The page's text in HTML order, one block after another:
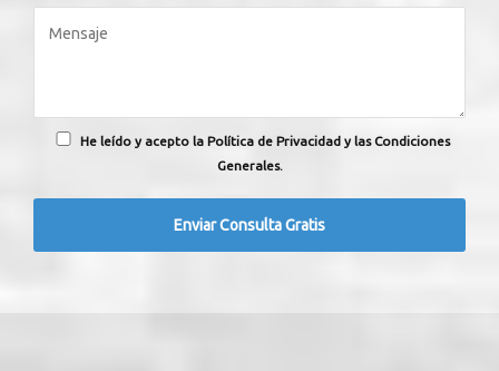
He leído y acepto la Política de Privacidad y las Condiciones
Generales.